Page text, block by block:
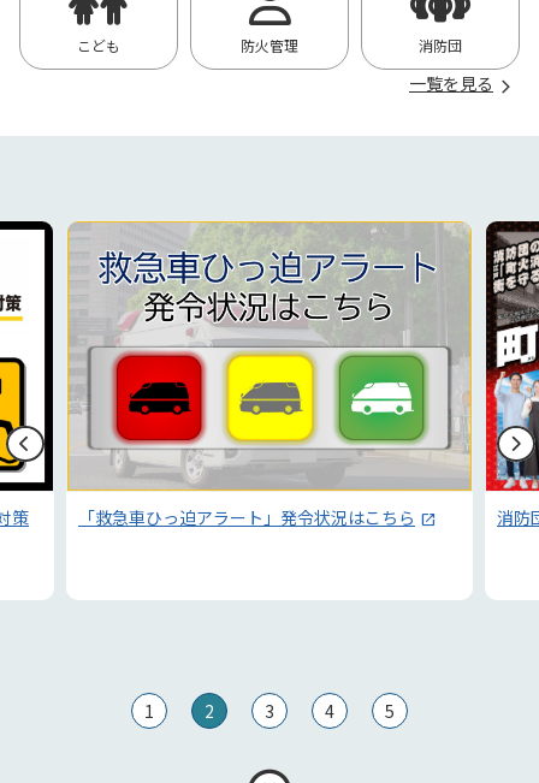
こども 防火管理 消防団
一覧を見る
消防団員募集 電
1 2 3 4 5